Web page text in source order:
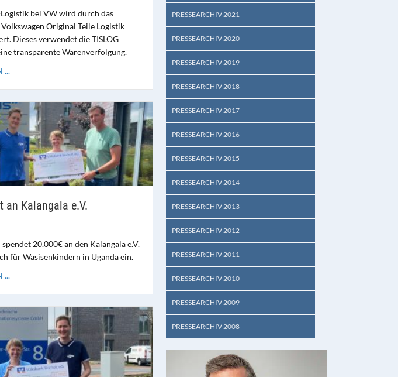
bei VW wird durch das
Original Teile Logistik
Dieses verwendet die TISLOG
transparente Warenverfolgung.
...
an Kalangala e.V.
20.000€ an den Kalangala e.V.
für Wasisenkindern in Uganda ein.
...
PRESSEARCHIV 2021
PRESSEARCHIV 2020
PRESSEARCHIV 2019
PRESSEARCHIV 2018
PRESSEARCHIV 2017
PRESSEARCHIV 2016
PRESSEARCHIV 2015
PRESSEARCHIV 2014
PRESSEARCHIV 2013
PRESSEARCHIV 2012
PRESSEARCHIV 2011
PRESSEARCHIV 2010
PRESSEARCHIV 2009
PRESSEARCHIV 2008